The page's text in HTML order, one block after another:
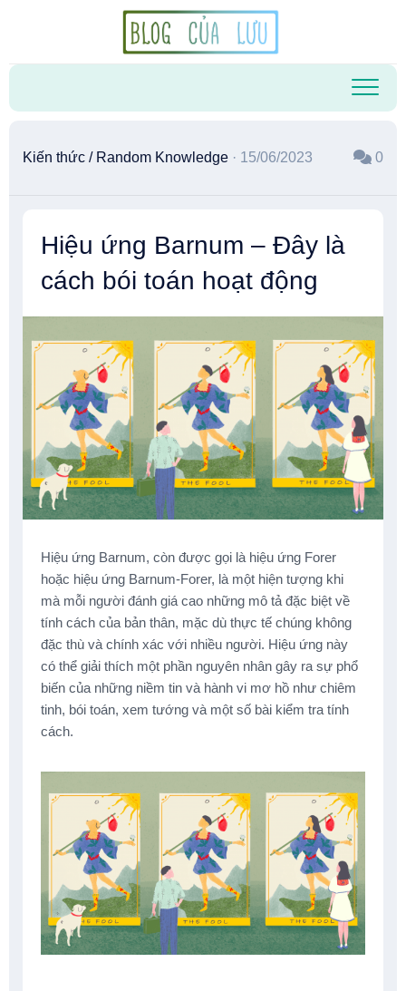
Kiến thức / Random Knowledge · 15/06/2023 0
Hiệu ứng Barnum – Đây là
cách bói toán hoạt động
Hiệu ứng Barnum, còn được gọi là hiệu ứng Forer
hoặc hiệu ứng Barnum-Forer, là một hiện tượng khi
mà mỗi người đánh giá cao những mô tả đặc biệt về
tính cách của bản thân, mặc dù thực tế chúng không
đặc thù và chính xác với nhiều người. Hiệu ứng này
có thể giải thích một phần nguyên nhân gây ra sự phổ
biến của những niềm tin và hành vi mơ hồ như chiêm
tinh, bói toán, xem tướng và một số bài kiểm tra tính
cách.